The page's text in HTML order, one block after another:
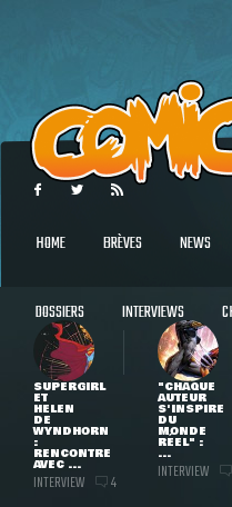
HOME BRÈVES NEWS
DOSSIERS INTERVIEWS
SUPERGIRL
ET
HELEN
DE
WYNDHORN
:
RENCONTRE
AVEC ...
INTERVIEW 4
"CHAQUE
AUTEUR
S'INSPIRE
DU
MONDE
RÉEL" :
...
INTERVIEW